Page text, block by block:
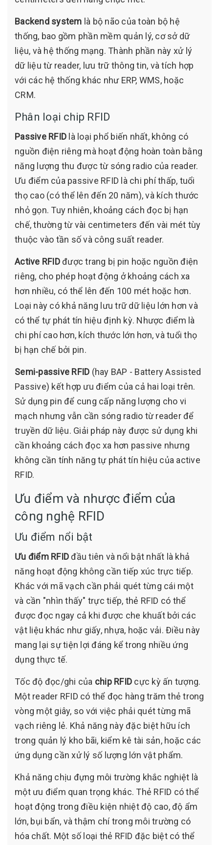
Backend system là bộ não của toàn bộ hệ
thống, bao gồm phần mềm quản lý, cơ sở dữ
liệu, và hệ thống mạng. Thành phần này xử lý
dữ liệu từ reader, lưu trữ thông tin, và tích hợp
với các hệ thống khác như ERP, WMS, hoặc
CRM.
Phân loại chip RFID
Passive RFID là loại phổ biến nhất, không có
nguồn điện riêng mà hoạt động hoàn toàn bằng
năng lượng thu được từ sóng radio của reader.
Ưu điểm của passive RFID là chi phí thấp, tuổi
thọ cao (có thể lên đến 20 năm), và kích thước
nhỏ gọn. Tuy nhiên, khoảng cách đọc bị hạn
chế, thường từ vài centimeters đến vài mét tùy
thuộc vào tần số và công suất reader.
Active RFIDđược trang bị pin hoặc nguồn điện
riêng, cho phép hoạt động ở khoảng cách xa
hơn nhiều, có thể lên đến 100 mét hoặc hơn.
Loại này có khả năng lưu trữ dữ liệu lớn hơn và
có thể tự phát tín hiệu định kỳ. Nhược điểm là
chi phí cao hơn, kích thước lớn hơn, và tuổi thọ
bị hạn chế bởi pin.
Semi-passive RFID (hay BAP - Battery Assisted
Passive) kết hợp ưu điểm của cả hai loại trên.
Sử dụng pin để cung cấp năng lượng cho vi
mạch nhưng vẫn cần sóng radio từ reader để
truyền dữ liệu. Giải pháp này được sử dụng khi
cần khoảng cách đọc xa hơn passive nhưng
không cần tính năng tự phát tín hiệu của active
RFID.
Ưu điểm và nhược điểm của
công nghệ RFID
Ưu điểm nổi bật
Ưu điểm RFIDđầu tiên và nổi bật nhất là khả
năng hoạt động không cần tiếp xúc trực tiếp.
Khác với mã vạch cần phải quét từng cái một
và cần "nhìn thấy" trực tiếp, thẻ RFID có thể
được đọc ngay cả khi được che khuất bởi các
vật liệu khác như giấy, nhựa, hoặc vải. Điều này
mang lại sự tiện lợi đáng kể trong nhiều ứng
dụng thực tế.
Tốc độ đọc/ghi của chip RFID cực kỳ ấn tượng.
Một reader RFID có thể đọc hàng trăm thẻ trong
vòng một giây, so với việc phải quét từng mã
vạch riêng lẻ. Khả năng này đặc biệt hữu ích
trong quản lý kho bãi, kiểm kê tài sản, hoặc các
ứng dụng cần xử lý số lượng lớn vật phẩm.
Khả năng chịu đựng môi trường khắc nghiệt là
một ưu điểm quan trọng khác. Thẻ RFID có thể
hoạt động trong điều kiện nhiệt độ cao, độ ẩm
lớn, bụi bẩn, và thậm chí trong môi trường có
hóa chất. Một số loại thẻ RFID đặc biệt có thể